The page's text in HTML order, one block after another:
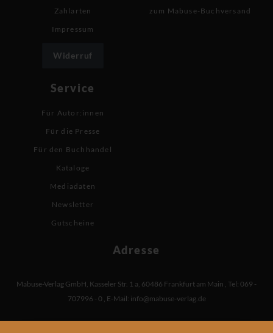
Zahlarten
Impressum
Widerruf
zum Mabuse-Buchversand
Service
Für Autor:innen
Für die Presse
Für den Buchhandel
Kataloge
Mediadaten
Newsletter
Gutscheine
Adresse
Mabuse-Verlag GmbH Kasseler Str. 1 a 60486 Frankfurt am Main Tel: 069 -
707996 - 0 E-Mail: info@mabuse-verlag.de